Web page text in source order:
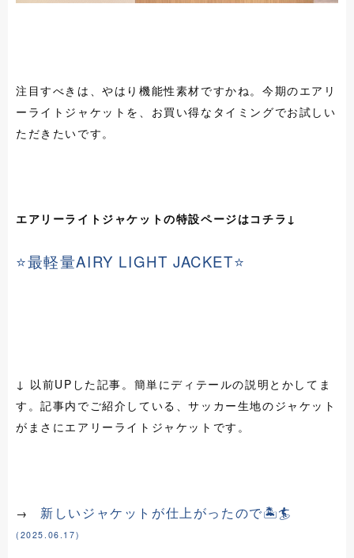
注目すべきは、やはり機能性素材ですかね。今期のエアリ
ーライトジャケットを、お買い得なタイミングでお試しい
ただきたいです。
エアリーライトジャケットの特設ページはコチラ↓
⭐最軽量AIRY LIGHT JACKET⭐
↓ 以前UPした記事。簡単にディテールの説明とかしてま
す。記事内でご紹介している、サッカー生地のジャケット
がまさにエアリーライトジャケットです。
→ 新しいジャケットが仕上がったので🏝️🏄
(2025.06.17)